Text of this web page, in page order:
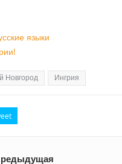
языки
Новгород Ингрия